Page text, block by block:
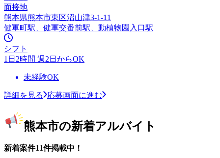
面接地
熊本県熊本市東区沼山津3-1-11
健軍町駅、健軍交番前駅、動植物園入口駅
シフト
1日2時間 週2日からOK
未経験OK
詳細を見る 応募画面に進む
熊本市の新着アルバイト
新着案件11件掲載中！